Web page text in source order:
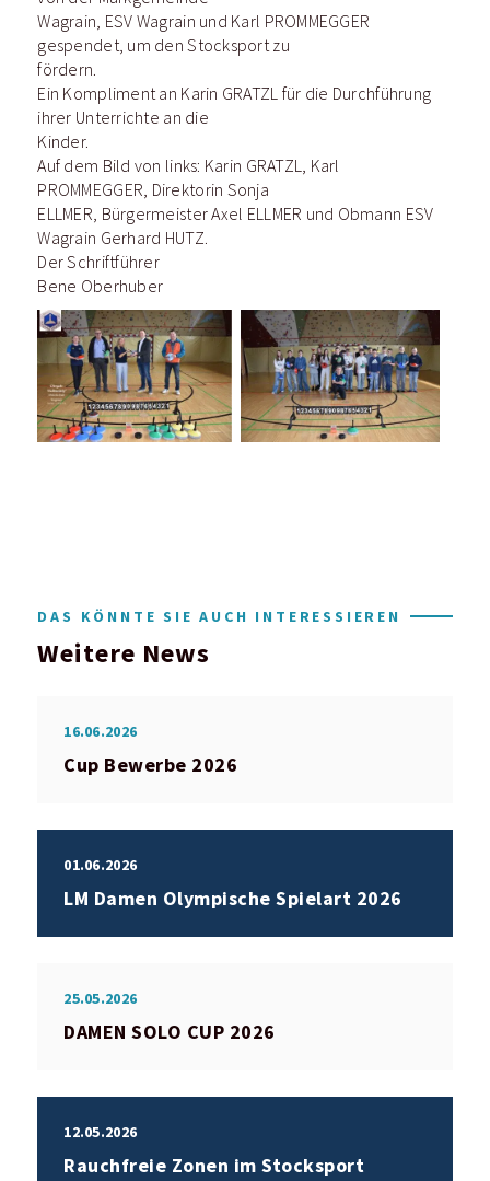
Wagrain, ESV Wagrain und Karl PROMMEGGER
gespendet, um den Stocksport zu
fördern.
Ein Kompliment an Karin GRATZL für die Durchführung
ihrer Unterrichte an die
Kinder.
Auf dem Bild von links: Karin GRATZL, Karl
PROMMEGGER, Direktorin Sonja
ELLMER, Bürgermeister Axel ELLMER und Obmann ESV
Wagrain Gerhard HUTZ.
Der Schriftführer
Bene Oberhuber
DAS KÖNNTE SIE AUCH INTERESSIEREN
Weitere News
16.06.2026
Cup Bewerbe 2026
01.06.2026
LM Damen Olympische Spielart 2026
25.05.2026
DAMEN SOLO CUP 2026
12.05.2026
Rauchfreie Zonen im Stocksport